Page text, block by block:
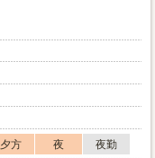
夕方 夜
夜勤